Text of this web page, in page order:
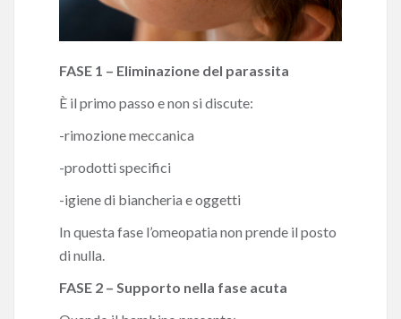
FASE 1 – Eliminazione del parassita
È il primo passo e non si discute:
-rimozione meccanica
-prodotti specifici
-igiene di biancheria e oggetti
In questa fase l’omeopatia non prende il posto
di nulla.
FASE 2 – Supporto nella fase acuta